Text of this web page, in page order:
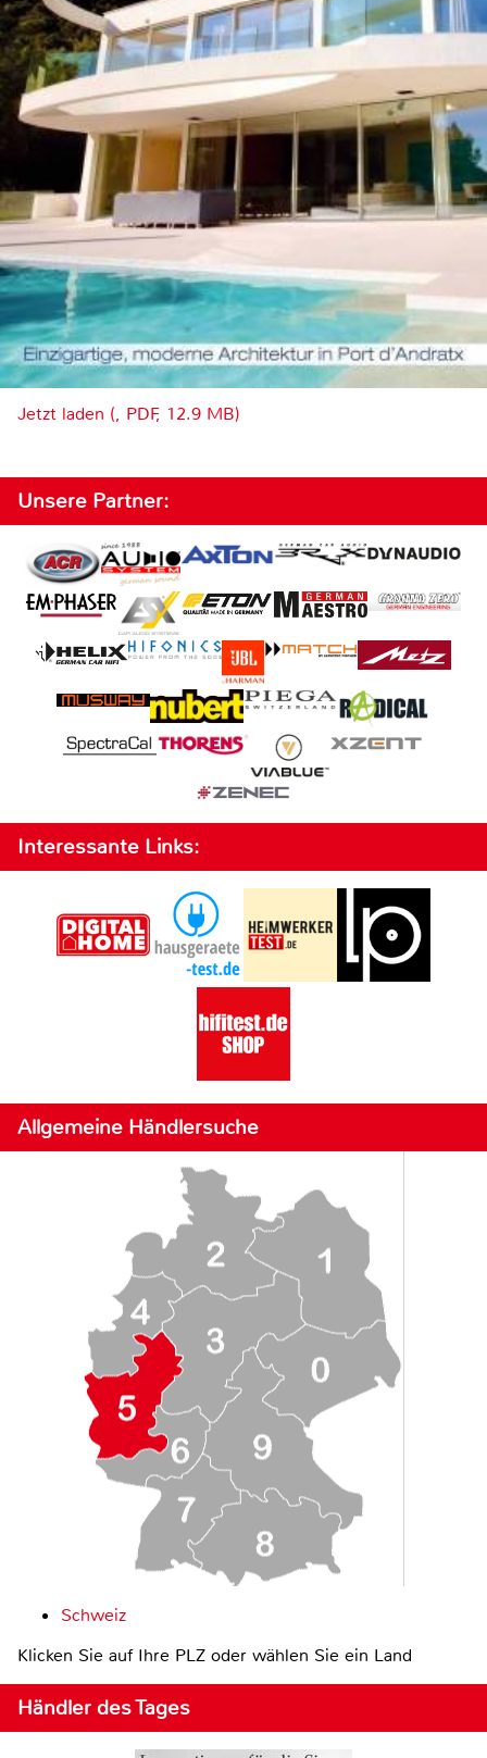
Jetzt laden (, PDF, 12.9 MB)
Unsere Partner:
Interessante Links:
Allgemeine Händlersuche
Schweiz
Klicken Sie auf Ihre PLZ oder wählen Sie ein Land
Händler des Tages